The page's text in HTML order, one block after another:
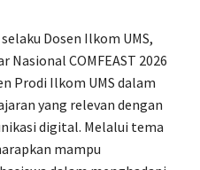
Dosen Ilkom UMS,
COMFEAST 2026
Prodi Ilkom UMS dalam
yang relevan dengan
digital. Melalui tema
mampu